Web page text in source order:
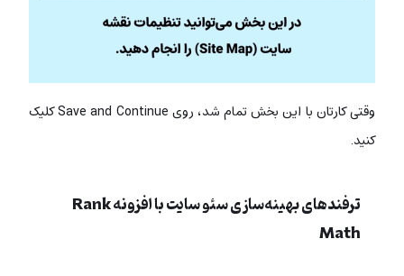
وقتی کارتان با این بخش تمام شد، روی Save and Continue کلیک
کنید.
ترفندهای بهینه‌‌سازی سئو سایت با افزونه Rank
Math